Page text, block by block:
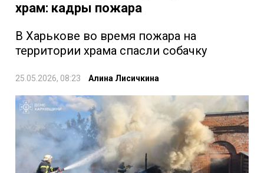
храм: кадры пожара
В Харькове во время пожара на
территории храма спасли собачку
25.05.2026, 08:23 Алина Лисичкина